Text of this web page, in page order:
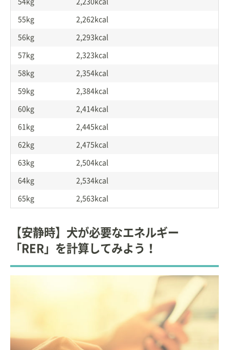
55kg 2,262kcal
56kg 2,293kcal
57kg 2,323kcal
58kg 2,354kcal
59kg 2,384kcal
60kg 2,414kcal
61kg 2,445kcal
62kg 2,475kcal
63kg 2,504kcal
64kg 2,534kcal
65kg 2,563kcal
【安静時】犬が必要なエネルギー
「RER」を計算してみよう！